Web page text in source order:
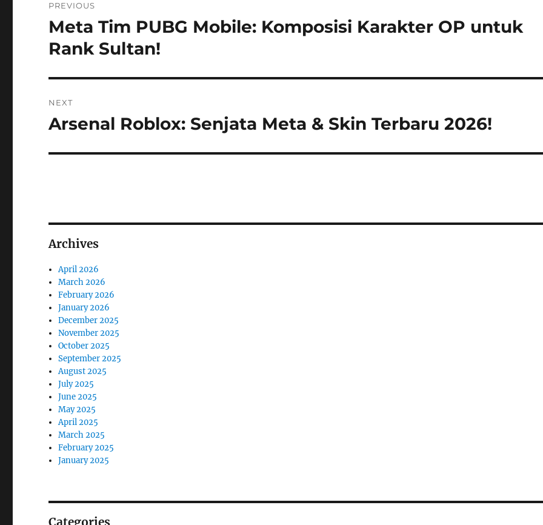
navigation
PREVIOUS
Previous
post:
Meta Tim PUBG Mobile: Komposisi Karakter OP untuk
Rank Sultan!
NEXT
Next
Arsenal Roblox: Senjata Meta & Skin Terbaru 2026!
Archives
April 2026
March 2026
February 2026
January 2026
December 2025
November 2025
October 2025
September 2025
August 2025
July 2025
June 2025
May 2025
April 2025
March 2025
February 2025
January 2025